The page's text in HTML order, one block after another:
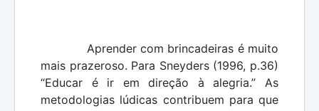
Aprender com brincadeiras é muito
mais prazeroso. Para Sneyders (1996, p.36)
“Educar é ir em direção à alegria.” As
metodologias lúdicas contribuem para que